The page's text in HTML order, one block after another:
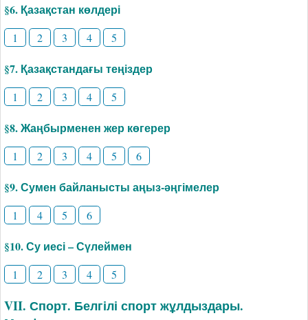
§6. Қазақстан көлдері
1 2 3 4 5
§7. Қазақстандағы теңіздер
1 2 3 4 5
§8. Жаңбырменен жер көгерер
1 2 3 4 5 6
§9. Сумен байланысты аңыз-әңгімелер
1 4 5 6
§10. Су иесі – Сүлеймен
1 2 3 4 5
VII. Спорт. Белгілі спорт жұлдыздары.